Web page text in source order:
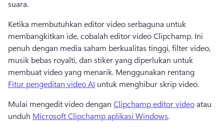
suara.
Ketika membutuhkan editor video serbaguna untuk
membangkitkan ide, cobalah editor video Clipchamp. Ini
penuh dengan media saham berkualitas tinggi, filter video,
musik bebas royalti, dan stiker yang diperlukan untuk
membuat video yang menarik. Menggunakan rentang
Fitur pengeditan video AI untuk menghibur skrip video.
Mulai mengedit video dengan Clipchamp editor video atau
unduh Microsoft Clipchamp aplikasi Windows.